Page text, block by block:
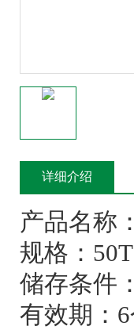
详细介绍
产品名称
规格：50T
储存条件
有效期：